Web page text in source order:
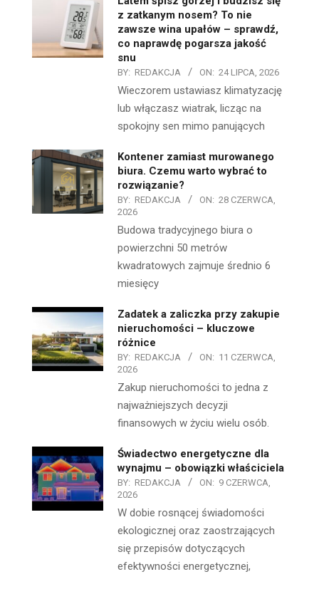
z zatkanym nosem? To nie
zawsze wina upałów – sprawdź,
co naprawdę pogarsza jakość
snu
BY: REDAKCJA ON: 24 LIPCA, 2026
Wieczorem ustawiasz klimatyzację
lub włączasz wiatrak, licząc na
spokojny sen mimo panujących
Kontener zamiast murowanego
biura. Czemu warto wybrać to
rozwiązanie?
BY: REDAKCJA ON: 28 CZERWCA,
2026
Budowa tradycyjnego biura o
powierzchni 50 metrów
kwadratowych zajmuje średnio 6
miesięcy
Zadatek a zaliczka przy zakupie
nieruchomości – kluczowe
różnice
BY: REDAKCJA ON: 11 CZERWCA,
2026
Zakup nieruchomości to jedna z
najważniejszych decyzji
finansowych w życiu wielu osób.
Świadectwo energetyczne dla
wynajmu – obowiązki właściciela
BY: REDAKCJA ON: 9 CZERWCA,
2026
W dobie rosnącej świadomości
ekologicznej oraz zaostrzających
się przepisów dotyczących
efektywności energetycznej,